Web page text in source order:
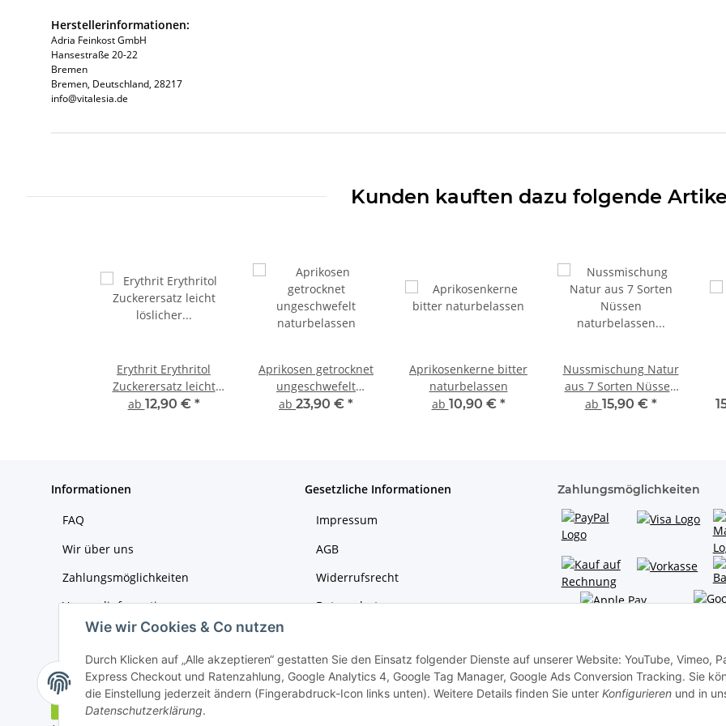
Wie wir Cookies & Co nutzen
Durch Klicken auf „Alle akzeptieren“ gestatten Sie den Einsatz folgender Dienste auf unserer Website: YouTube, Vimeo,
Express Checkout und Ratenzahlung, Google Analytics 4, Google Tag Manager, Google Ads Conversion Tracking. Sie
die Einstellung jederzeit ändern (Fingerabdruck-Icon links unten). Weitere Details finden Sie unter Konfigurieren und in
Datenschutzerklärung.
Herstellerinformationen:
Adria Feinkost GmbH
Hansestraße 20-22
Bremen
Bremen, Deutschland, 28217
info@vitalesia.de
Kunden kauften dazu folgende
Erythrit Erythritol
Zuckerersatz leicht
löslicher Süßstoff
ab 12,90 € *
Aprikosen getrocknet
ungeschwefelt
naturbelassen
ab 23,90 € *
Aprikosenkerne bitter
naturbelassen
ab 10,90 € *
Nussmischung Natur
aus 7 Sorten Nüssen
naturbelassen
ab 15,90 € *
Informationen
FAQ
Wir über uns
Zahlungsmöglichkeiten
Versandinformationen
Gesetzliche Informationen
Impressum
AGB
Widerrufsrecht
Datenschutz
Zahlungsmöglichkeiten
Vertrag widerrufen